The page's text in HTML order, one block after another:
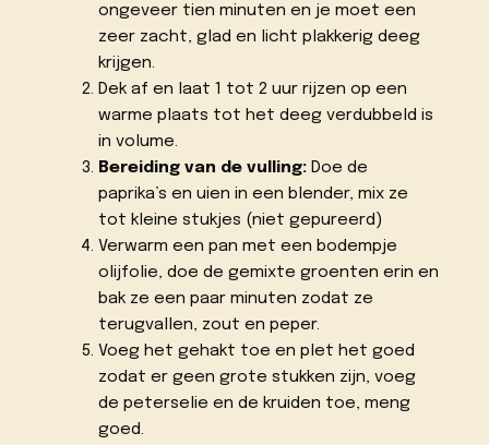
ongeveer tien minuten en je moet een
zeer zacht, glad en licht plakkerig deeg
krijgen.
Dek af en laat 1 tot 2 uur rijzen op een
warme plaats tot het deeg verdubbeld is
in volume.
Bereiding van de vulling: Doe de
paprika’s en uien in een blender, mix ze
tot kleine stukjes (niet gepureerd)
Verwarm een pan met een bodempje
olijfolie, doe de gemixte groenten erin en
bak ze een paar minuten zodat ze
terugvallen, zout en peper.
Voeg het gehakt toe en plet het goed
zodat er geen grote stukken zijn, voeg
de peterselie en de kruiden toe, meng
goed.